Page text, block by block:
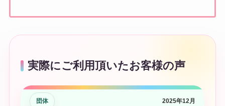
実際にご利用頂いたお客様の声
団体 2025年12月